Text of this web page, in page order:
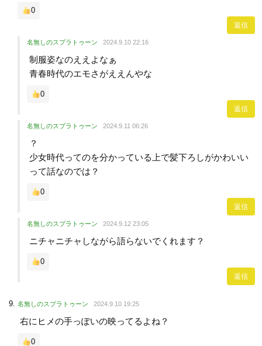
0
返信
名無しのスプラトゥーン 2024.9.10 22:16
制服姿なのええよなぁ
青春時代のエモさがええんやな
0
返信
名無しのスプラトゥーン 2024.9.11 06:26
？
少女時代ってのを分かっている上で髪下ろしがかわいい
って話なのでは？
0
返信
名無しのスプラトゥーン 2024.9.12 23:05
ニチャニチャしながら語らないでくれます？
0
返信
名無しのスプラトゥーン 2024.9.10 19:25
右にヒメの手っぽいの映ってるよね？
0